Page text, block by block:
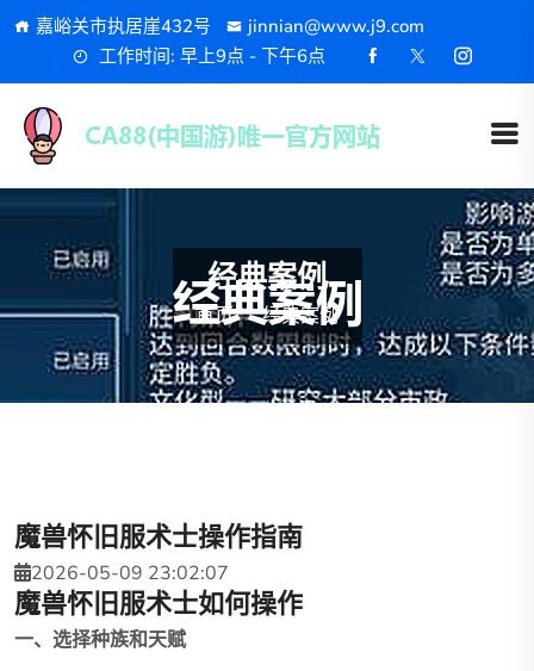
嘉峪关市执居崖432号
jinnian@www.j9.com
工作时间: 早上9点 - 下午6点
经典案例
首页 经典案例
魔兽怀旧服术士操作指南
2026-05-09 23:02:07
魔兽怀旧服术士如何操作
一、选择种族和天赋